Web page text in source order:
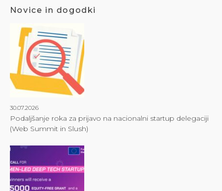
Novice in dogodki
30.07.2026
Podaljšanje roka za prijavo na nacionalni startup delegaciji
(Web Summit in Slush)